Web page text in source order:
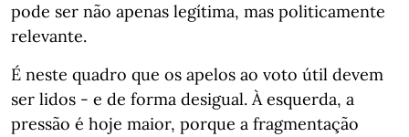
pode ser não apenas legítima, mas politicamente
relevante.
É neste quadro que os apelos ao voto útil devem
ser lidos - e de forma desigual. À esquerda, a
pressão é hoje maior, porque a fragmentação